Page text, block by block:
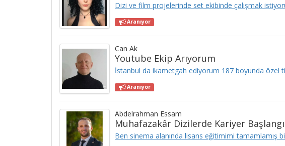
Dizi ve film projelerinde set ekibinde çalışmak
Aranıyor
Can Ak
Youtube Ekip Arıyorum
İstanbul da ikametgah ediyorum 187 boyunda özel
Aranıyor
Abdelrahman Essam
Muhafazakâr Dizilerde Kariyer
Ben sinema alanında lisans eğitimimi tamamlamış